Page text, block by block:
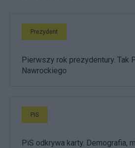
Prezydent
Pierwszy rok prezydentury. Tak
Nawrockiego
PiS
PiS odkrywa karty. Demografia,